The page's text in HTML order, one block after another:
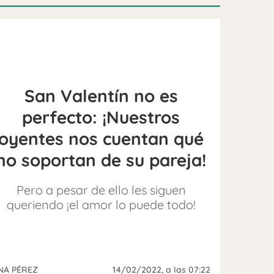
San Valentín no es
perfecto: ¡Nuestros
nos cuentan qué
soportan de su pareja!
Pero a pesar de ello les siguen
queriendo ¡el amor lo puede todo!
PÉREZ 14/02/2022, a las 07:22